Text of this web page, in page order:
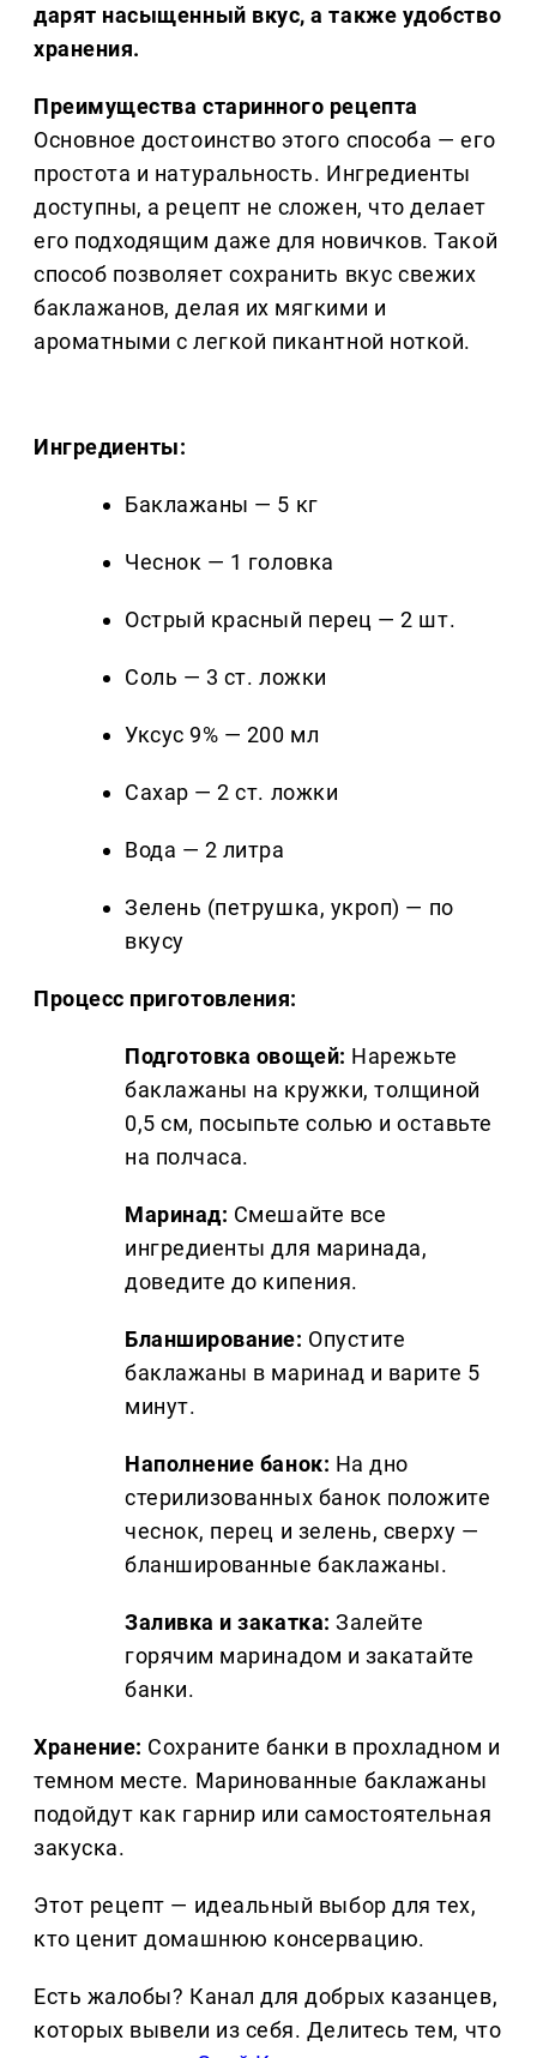
дарят насыщенный вкус, а также удобство
хранения.
Преимущества старинного рецепта
Основное достоинство этого способа — его
простота и натуральность. Ингредиенты
доступны, а рецепт не сложен, что делает
его подходящим даже для новичков. Такой
способ позволяет сохранить вкус свежих
баклажанов, делая их мягкими и
ароматными с легкой пикантной ноткой.
Ингредиенты:
Баклажаны — 5 кг
Чеснок — 1 головка
Острый красный перец — 2 шт.
Соль — 3 ст. ложки
Уксус 9% — 200 мл
Сахар — 2 ст. ложки
Вода — 2 литра
Зелень (петрушка, укроп) — по
вкусу
Процесс приготовления:
Подготовка овощей: Нарежьте
баклажаны на кружки, толщиной
0,5 см, посыпьте солью и оставьте
на полчаса.
Маринад: Смешайте все
ингредиенты для маринада,
доведите до кипения.
Бланширование: Опустите
баклажаны в маринад и варите 5
минут.
Наполнение банок: На дно
стерилизованных банок положите
чеснок, перец и зелень, сверху —
бланшированные баклажаны.
Заливка и закатка: Залейте
горячим маринадом и закатайте
банки.
Хранение: Сохраните банки в прохладном и
темном месте. Маринованные баклажаны
подойдут как гарнир или самостоятельная
закуска.
Этот рецепт — идеальный выбор для тех,
кто ценит домашнюю консервацию.
Есть жалобы? Канал для добрых казанцев,
которых вывели из себя. Делитеcь тем, что